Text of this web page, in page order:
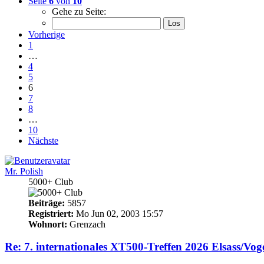
Gehe zu Seite:
Vorherige
1
…
4
5
6
7
8
…
10
Nächste
Mr. Polish
5000+ Club
Beiträge: 5857
Registriert: Mo Jun 02, 2003 15:57
Wohnort: Grenzach
Re: 7. internationales XT500-Treffen 2026 Elsass/